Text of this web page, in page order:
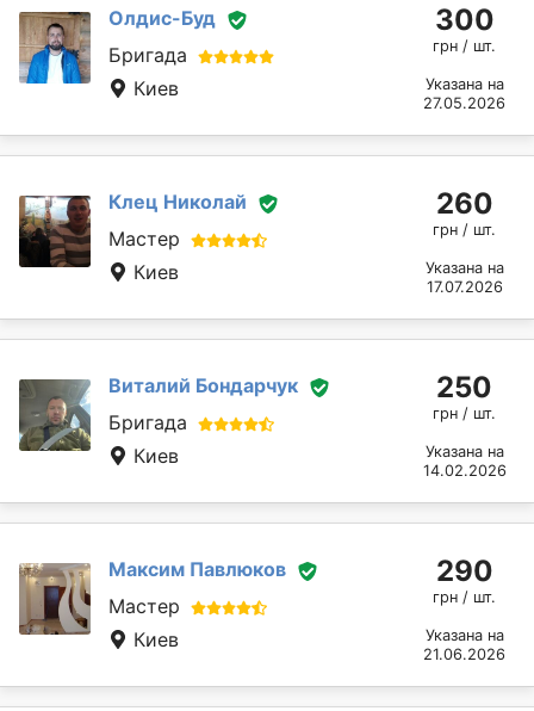
Олдис-Буд
Бригада
Киев
300
грн / шт.
Указана на
27.05.2026
Клец Николай
Мастер
Киев
260
грн / шт.
Указана на
17.07.2026
Виталий Бондарчук
Бригада
Киев
250
грн / шт.
Указана на
14.02.2026
Максим Павлюков
Мастер
Киев
290
грн / шт.
Указана на
21.06.2026